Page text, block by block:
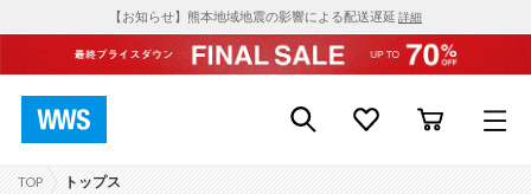
【お知らせ】熊本地域地震の影響による配送遅延 詳細
TOP トップス